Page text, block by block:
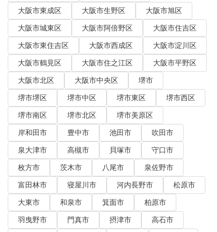
大阪市東成区
大阪市生野区
大阪市旭区
大阪市城東区
大阪市阿倍野区
大阪市住吉区
大阪市東住吉区
大阪市西成区
大阪市淀川区
大阪市鶴見区
大阪市住之江区
大阪市平野区
大阪市北区
大阪市中央区
堺市
堺市堺区
堺市中区 堺市東区
堺市西区
堺市南区
堺市北区
堺市美原区
岸和田市
豊中市 池田市
吹田市
泉大津市
高槻市 貝塚市
守口市
枚方市
茨木市 八尾市
泉佐野市
富田林市
寝屋川市 河内長野市
松原市
大東市
和泉市 箕面市
柏原市
羽曳野市
門真市 摂津市
高石市